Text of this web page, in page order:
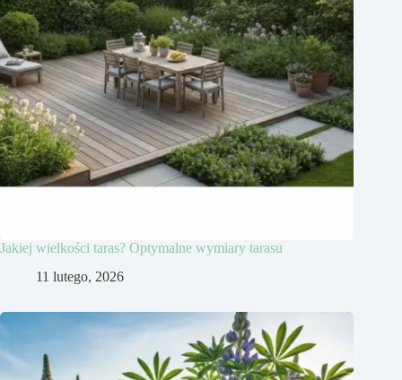
Jakiej wielkości taras? Optymalne wymiary tarasu
11 lutego, 2026